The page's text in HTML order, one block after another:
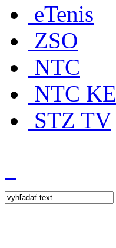
eTenis
ZSO
NTC
NTC KE
STZ TV